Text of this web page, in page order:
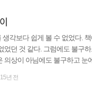
각보다 쉽게 볼 수 없었다.
었던 것 같다. 그럼에도 불구
의상이 아님에도 불구하고 눈
럼 겉옷이 있고 그 안에 속바
15년 전